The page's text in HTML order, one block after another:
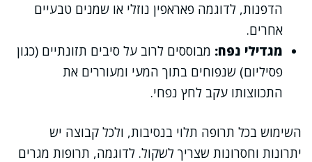
הדפנות, לדוגמה פאראפין נוזלי או שמנים טבעיים
אחרים.
מגדילי נפח: מבוססים לרוב על סיבים תזונתיים (כגון
פסיליום) שנפוחים בתוך המעי ומעוררים את
התכווצותו עקב לחץ נפחי.
השימוש בכל תרופה תלוי בנסיבות, ולכל קבוצה יש
יתרונות וחסרונות שצריך לשקול. לדוגמה, תרופות מגרים